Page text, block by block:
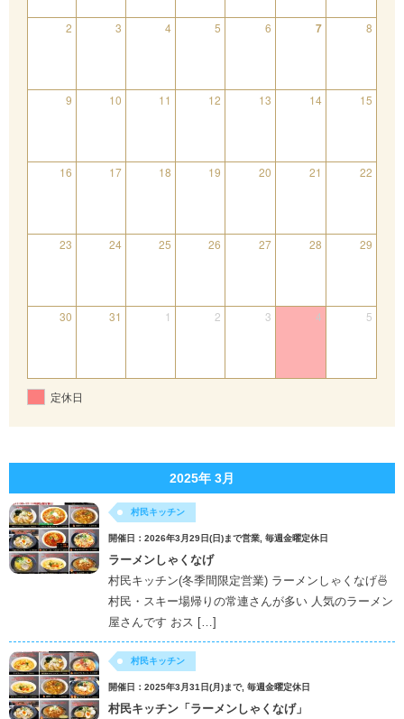
2 3 4 5 6 7 8
9 10 11 12 13 14 15
16 17 18 19 20 21 22
23 24 25 26 27 28 29
30 31 1 2 3 4 5
定休日
2025年 3月
村民キッチン
開催日：2026年3月29日(日)まで営業, 毎週金曜定休日
ラーメンしゃくなげ
村民キッチン(冬季間限定営業) ラーメンしゃくなげ🍜
村民・スキー場帰りの常連さんが多い 人気のラーメン
屋さんです おス […]
村民キッチン
開催日：2025年3月31日(月)まで, 毎週金曜定休日
村民キッチン「ラーメンしゃくなげ」